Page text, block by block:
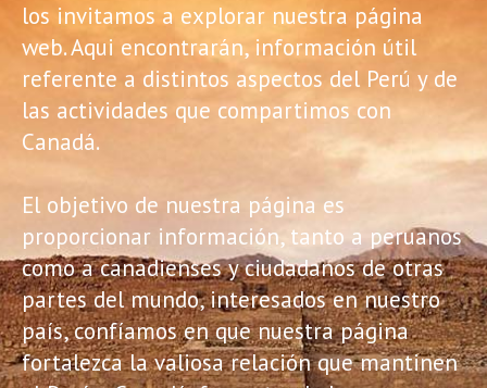
los invitamos a explorar nuestra página
web. Aqui encontrarán, información útil
referente a distintos aspectos del Perú y de
las actividades que compartimos con
Canadá.
El objetivo de nuestra página es
proporcionar información, tanto a peruanos
como a canadienses y ciudadanos de otras
partes del mundo, interesados en nuestro
país, confíamos en que nuestra página
fortalezca la valiosa relación que mantinen